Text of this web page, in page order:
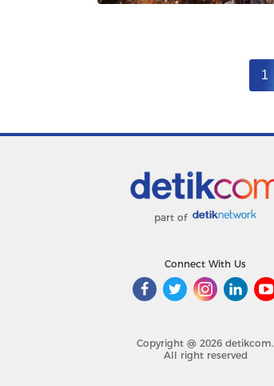
1
part of
Connect With Us
Copyright @ 2026 detikcom.
All right reserved